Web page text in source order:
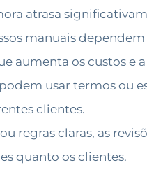
atrasa
manuais
aumenta os custos e
usar termos ou
clientes.
regras claras, as
quanto os clientes.